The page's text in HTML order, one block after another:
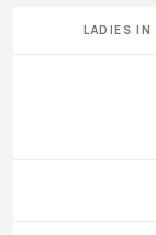
LADIES IN